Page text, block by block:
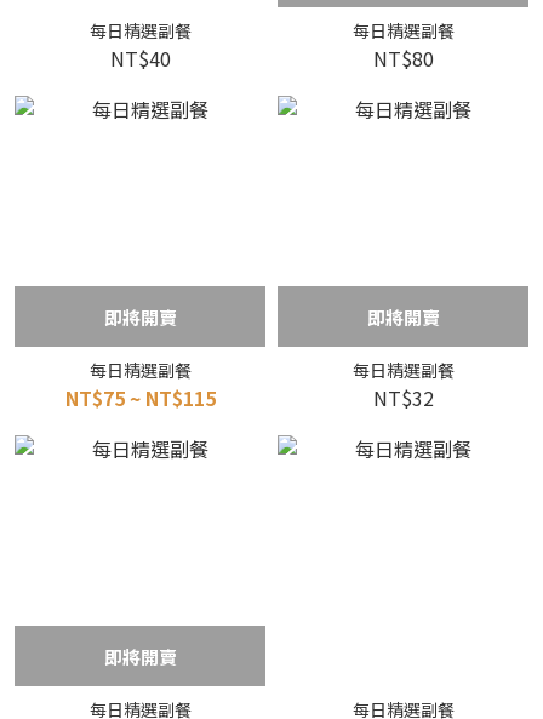
每日精選副餐
NT$40
每日精選副餐
NT$80
即將開賣
每日精選副餐
NT$75 ~ NT$115
即將開賣
每日精選副餐
NT$32
即將開賣
每日精選副餐 每日精選副餐